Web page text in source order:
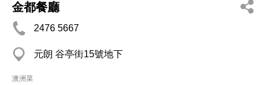
金都餐廳
2476 5667
元朗 谷亭街15號地下
澳洲菜